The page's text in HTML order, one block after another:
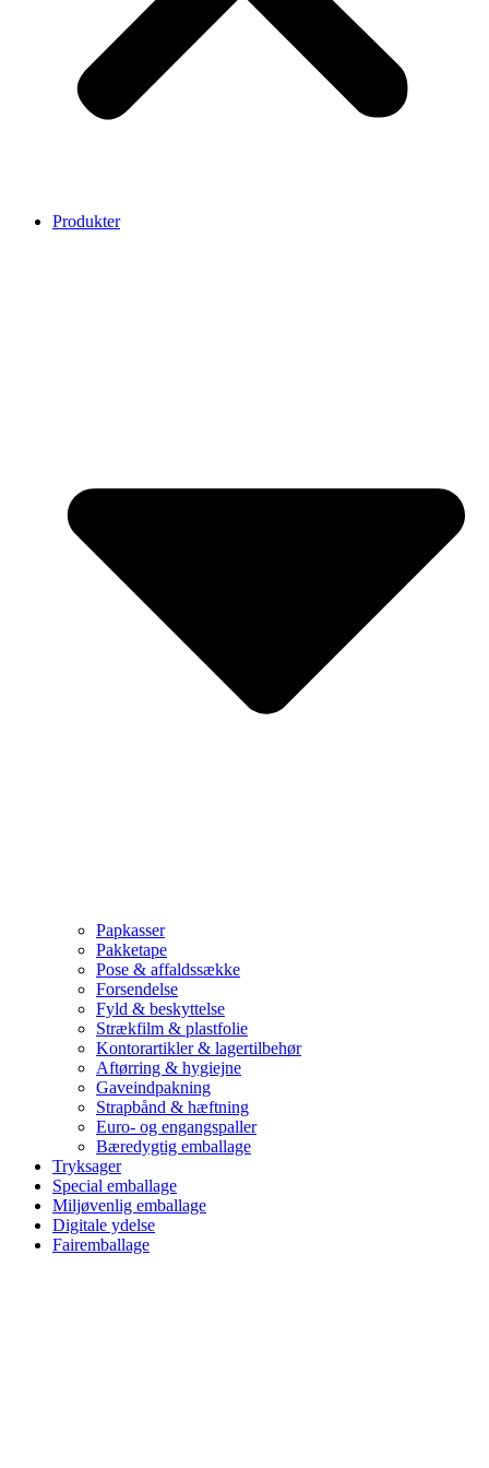
Produkter
Papkasser
Pakketape
Pose & affaldssække
Forsendelse
Fyld & beskyttelse
Strækfilm & plastfolie
Kontorartikler & lagertilbehør
Aftørring & hygiejne
Gaveindpakning
Strapbånd & hæftning
Euro- og engangspaller
Bæredygtig emballage
Tryksager
Special emballage
Miljøvenlig emballage
Digitale ydelse
Fairemballage